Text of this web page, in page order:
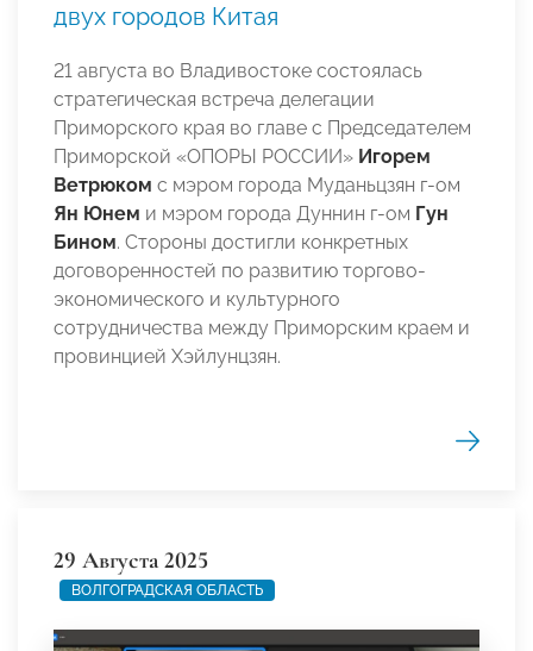
двух городов Китая
21 августа во Владивостоке состоялась
стратегическая встреча делегации
Приморского края во главе с Председателем
Приморской «ОПОРЫ РОССИИ» Игорем
Ветрюком с мэром города Муданьцзян г-ом
Ян Юнем и мэром города Дуннин г-ом Гун
Бином. Стороны достигли конкретных
договоренностей по развитию торгово-
экономического и культурного
сотрудничества между Приморским краем и
провинцией Хэйлунцзян.
29 Августа 2025
ВОЛГОГРАДСКАЯ ОБЛАСТЬ